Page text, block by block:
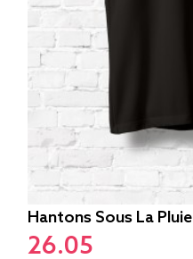
Hantons Sous La Pluie
26.05